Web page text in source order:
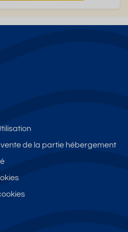
de la partie hébergement